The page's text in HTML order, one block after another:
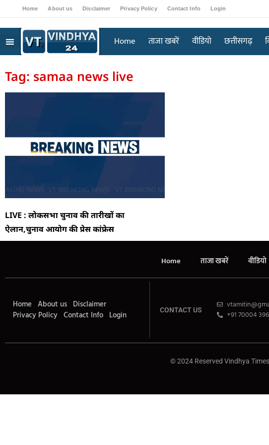
Home About us Disclaimer Privacy Policy Contact Info Login
Home ताजा खबरें वीडियो छत्तीसगढ़
Tag: samaa news live
LIVE : लोकसभा चुनाव की तारीखों का
ऐलान,चुनाव आयोग की प्रेस कांफ्रेस
Home ताजा खबरें वीडियो
Home About us Disclaimer
Privacy Policy Contact Info Login CONTACT US
+91 70004
© 2024 Reserved Vindhya